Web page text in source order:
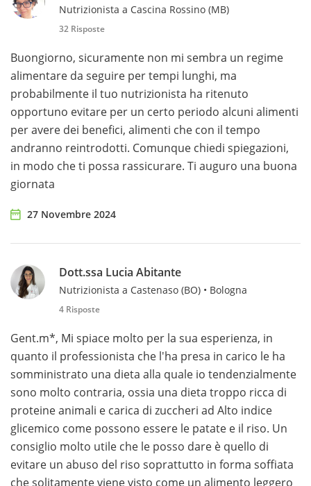
Nutrizionista a Cascina Rossino (MB)
32 Risposte
Buongiorno, sicuramente non mi sembra un regime
alimentare da seguire per tempi lunghi, ma
probabilmente il tuo nutrizionista ha ritenuto
opportuno evitare per un certo periodo alcuni alimenti
per avere dei benefici, alimenti che con il tempo
andranno reintrodotti. Comunque chiedi spiegazioni,
in modo che ti possa rassicurare. Ti auguro una buona
giornata
27 Novembre 2024
Dott.ssa Lucia Abitante
Nutrizionista a Castenaso (BO) • Bologna
4 Risposte
Gent.m*, Mi spiace molto per la sua esperienza, in
quanto il professionista che l'ha presa in carico le ha
somministrato una dieta alla quale io tendenzialmente
sono molto contraria, ossia una dieta troppo ricca di
proteine animali e carica di zuccheri ad Alto indice
glicemico come possono essere le patate e il riso. Un
consiglio molto utile che le posso dare è quello di
evitare un abuso del riso soprattutto in forma soffiata
che solitamente viene visto come un alimento leggero